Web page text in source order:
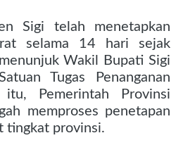
Sigi telah menetapkan
selama 14 hari sejak
Wakil Bupati Sigi
Tugas Penanganan
itu, Pemerintah Provinsi
memproses penetapan
tingkat provinsi.